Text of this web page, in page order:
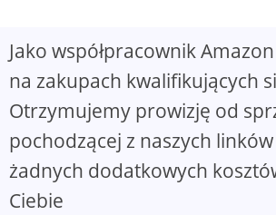
V
i
d
Jako współpracownik
na zakupach kwalifikujących
Otrzymujemy prowizję od
pochodzącej z naszych
żadnych dodatkowych
Ciebie